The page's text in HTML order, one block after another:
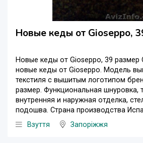
Новые кеды от Gioseppo,
Новые кеды от Gioseppo, 39 размер
новые кеды от Gioseppo. Модель
текстиля с вышитым логотипом
размер. Функциональная шнуровка,
внутренняя и наружная отделка,
подошва. Страна производства
Взуття
Запоріжжя